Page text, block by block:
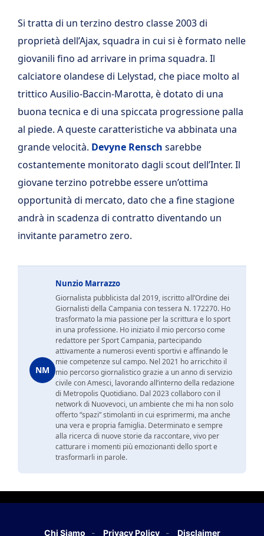
Si tratta di un terzino destro classe 2003 di
proprietà dell’Ajax, squadra in cui si è formato nelle
giovanili fino ad arrivare in prima squadra. Il
calciatore olandese di Lelystad, che piace molto al
trittico Ausilio-Baccin-Marotta, è dotato di una
buona tecnica e di una spiccata progressione palla
al piede. A queste caratteristiche va abbinata una
grande velocità. Devyne Rensch sarebbe
costantemente monitorato dagli scout dell’Inter. Il
giovane terzino potrebbe essere un’ottima
opportunità di mercato, dato che a fine stagione
andrà in scadenza di contratto diventando un
invitante parametro zero.
NM
Nunzio Marrazzo
Giornalista pubblicista dal 2019, iscritto all’Ordine dei
Giornalisti della Campania con tessera N. 172270. Ho
trasformato la mia passione per la scrittura e lo sport
in una professione. Ho iniziato il mio percorso come
redattore per Sport Campania, partecipando
attivamente a numerosi eventi sportivi e affinando le
mie competenze sul campo. Nel 2021 ho arricchito il
mio percorso giornalistico grazie a un anno di servizio
civile con Amesci, lavorando all’interno della redazione
di Metropolis Quotidiano. Dal 2023 collaboro con il
network di Nuovevoci, un ambiente che mi ha non solo
offerto “spazi” stimolanti in cui esprimermi, ma anche
una vera e propria famiglia. Determinato e sempre
alla ricerca di nuove storie da raccontare, vivo per
catturare i momenti più emozionanti dello sport e
trasformarli in parole.
Chi Siamo Privacy Policy Disclaimer